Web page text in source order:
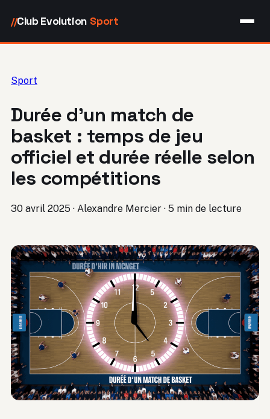
//Club Evolution Sport
Sport
Durée d’un match de
basket : temps de jeu
officiel et durée réelle selon
les compétitions
30 avril 2025 · Alexandre Mercier · 5 min de lecture